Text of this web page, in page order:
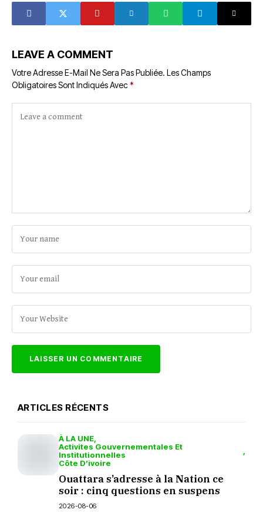
LEAVE A COMMENT
Votre Adresse E-Mail Ne Sera Pas Publiée. Les Champs
Obligatoires Sont Indiqués Avec*
ARTICLES RÉCENTS
À LA UNE
Activites Gouvernementales Et
Institutionnelles
Côte D’ivoire
Ouattara s’adresse à la Nation ce
soir : cinq questions en suspens
2026-08-06